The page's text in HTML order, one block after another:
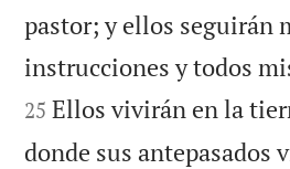
pastor; y ellos seguirán
instrucciones y todos
25 Ellos vivirán en la
donde sus antepasados